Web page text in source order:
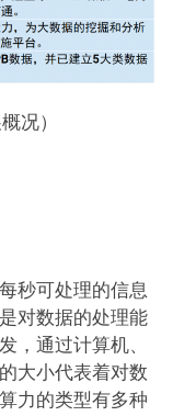
况）
秒可处理的信息
对数据的处理能
，通过计算机、
大小代表着对数
力的类型有多种